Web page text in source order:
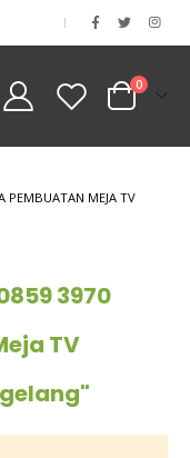
|
Cart
0Artikel
PEMBUATAN MEJA TV
3970
TV